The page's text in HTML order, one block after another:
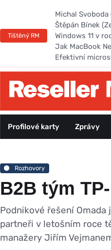
Tištěný RM
Michal
Štěpán Bínek
Windows 11 v
Jak MacBook
Efektivní
Profilové karty Zprávy
Rozhovory
B2B tým
Podnikové řešení
partneři v letošním roce
manažery Jiřím